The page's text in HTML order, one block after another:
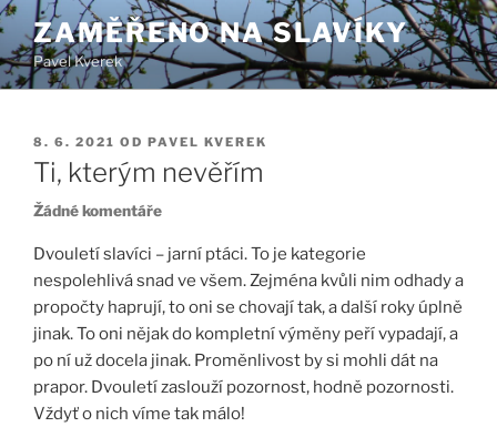
Přejít
k
obsahu
webu
ZAMĚŘENO NA SLAVÍKY
Pavel Kverek
PUBLIKOVÁNO
8. 6. 2021 OD PAVEL KVEREK
Ti, kterým nevěřím
Žádné komentářeu
s
názvem
Ti,
kterým
nevěřím
Dvouletí slavíci – jarní ptáci. To je kategorie
nespolehlivá snad ve všem. Zejména kvůli nim odhady a
propočty haprují, to oni se chovají tak, a další roky úplně
jinak. To oni nějak do kompletní výměny peří vypadají, a
po ní už docela jinak. Proměnlivost by si mohli dát na
prapor. Dvouletí zaslouží pozornost, hodně pozornosti.
Vždyť o nich víme tak málo!